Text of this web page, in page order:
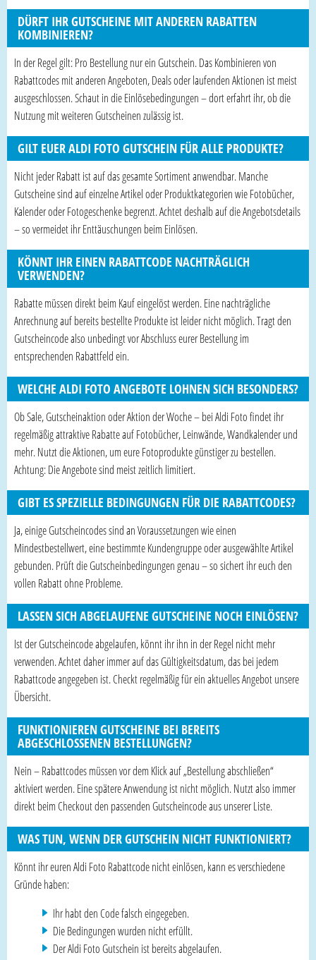
DÜRFT IHR GUTSCHEINE MIT ANDEREN RABATTEN
KOMBINIEREN?
In der Regel gilt: Pro Bestellung nur ein Gutschein. Das Kombinieren von
Rabattcodes mit anderen Angeboten, Deals oder laufenden Aktionen ist meist
ausgeschlossen. Schaut in die Einlösebedingungen – dort erfahrt ihr, ob die
Nutzung mit weiteren Gutscheinen zulässig ist.
GILT EUER ALDI FOTO GUTSCHEIN FÜR ALLE PRODUKTE?
Nicht jeder Rabatt ist auf das gesamte Sortiment anwendbar. Manche
Gutscheine sind auf einzelne Artikel oder Produktkategorien wie Fotobücher,
Kalender oder Fotogeschenke begrenzt. Achtet deshalb auf die Angebotsdetails
– so vermeidet ihr Enttäuschungen beim Einlösen.
KÖNNT IHR EINEN RABATTCODE NACHTRÄGLICH
VERWENDEN?
Rabatte müssen direkt beim Kauf eingelöst werden. Eine nachträgliche
Anrechnung auf bereits bestellte Produkte ist leider nicht möglich. Tragt den
Gutscheincode also unbedingt vor Abschluss eurer Bestellung im
entsprechenden Rabattfeld ein.
WELCHE ALDI FOTO ANGEBOTE LOHNEN SICH BESONDERS?
Ob Sale, Gutscheinaktion oder Aktion der Woche – bei Aldi Foto findet ihr
regelmäßig attraktive Rabatte auf Fotobücher, Leinwände, Wandkalender und
mehr. Nutzt die Aktionen, um eure Fotoprodukte günstiger zu bestellen.
Achtung: Die Angebote sind meist zeitlich limitiert.
GIBT ES SPEZIELLE BEDINGUNGEN FÜR DIE RABATTCODES?
Ja, einige Gutscheincodes sind an Voraussetzungen wie einen
Mindestbestellwert, eine bestimmte Kundengruppe oder ausgewählte Artikel
gebunden. Prüft die Gutscheinbedingungen genau – so sichert ihr euch den
vollen Rabatt ohne Probleme.
LASSEN SICH ABGELAUFENE GUTSCHEINE NOCH EINLÖSEN?
Ist der Gutscheincode abgelaufen, könnt ihr ihn in der Regel nicht mehr
verwenden. Achtet daher immer auf das Gültigkeitsdatum, das bei jedem
Rabattcode angegeben ist. Checkt regelmäßig für ein aktuelles Angebot unsere
Übersicht.
FUNKTIONIEREN GUTSCHEINE BEI BEREITS
ABGESCHLOSSENEN BESTELLUNGEN?
Nein – Rabattcodes müssen vor dem Klick auf „Bestellung abschließen“
aktiviert werden. Eine spätere Anwendung ist nicht möglich. Nutzt also immer
direkt beim Checkout den passenden Gutscheincode aus unserer Liste.
WAS TUN, WENN DER GUTSCHEIN NICHT FUNKTIONIERT?
Könnt ihr euren Aldi Foto Rabattcode nicht einlösen, kann es verschiedene
Gründe haben:
Ihr habt den Code falsch eingegeben.
Die Bedingungen wurden nicht erfüllt.
Der Aldi Foto Gutschein ist bereits abgelaufen.